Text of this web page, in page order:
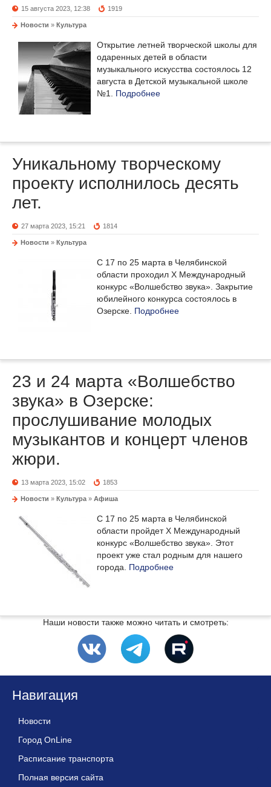
15 августа 2023, 12:38 1919
Новости » Культура
Открытие летней творческой школы для
одаренных детей в области
музыкального искусства состоялось 12
августа в Детской музыкальной школе
№1. Подробнее
Уникальному творческому
проекту исполнилось десять
лет.
27 марта 2023, 15:21 1814
Новости » Культура
С 17 по 25 марта в Челябинской
области проходил X Международный
конкурс «Волшебство звука». Закрытие
юбилейного конкурса состоялось в
Озерске. Подробнее
23 и 24 марта «Волшебство
звука» в Озерске:
прослушивание молодых
музыкантов и концерт членов
жюри.
13 марта 2023, 15:02 1853
Новости » Культура » Афиша
С 17 по 25 марта в Челябинской
области пройдет X Международный
конкурс «Волшебство звука». Этот
проект уже стал родным для нашего
города. Подробнее
Наши новости также можно читать и смотреть:
Навигация
Новости
Город OnLine
Расписание транспорта
Полная версия сайта